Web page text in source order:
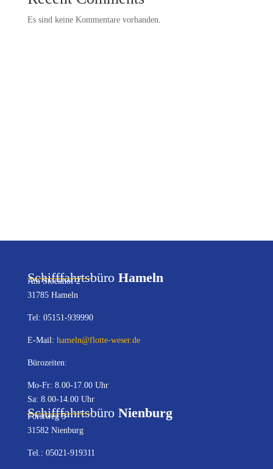
Es sind keine Kommentare vorhanden.
Schifffahrtsbüro Hameln
Am Stockhof 2
31785 Hameln
Tel: 05151-939990
E-Mail: hameln@flotte-weser.de
Bürozeiten:
Mo-Fr: 8.00-17.00 Uhr
Sa: 8.00-14.00 Uhr
Schifffahrtsbüro Nienburg
Forstweg 5
31582 Nienburg
Tel.: 05021-919311